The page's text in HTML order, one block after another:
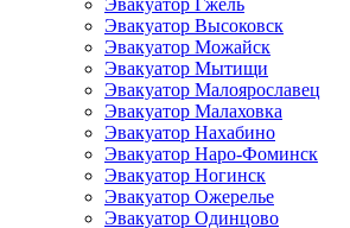
Эвакуатор Гжель
Эвакуатор Высоковск
Эвакуатор Можайск
Эвакуатор Мытищи
Эвакуатор Малоярославец
Эвакуатор Малаховка
Эвакуатор Нахабино
Эвакуатор Наро-Фоминск
Эвакуатор Ногинск
Эвакуатор Ожерелье
Эвакуатор Одинцово